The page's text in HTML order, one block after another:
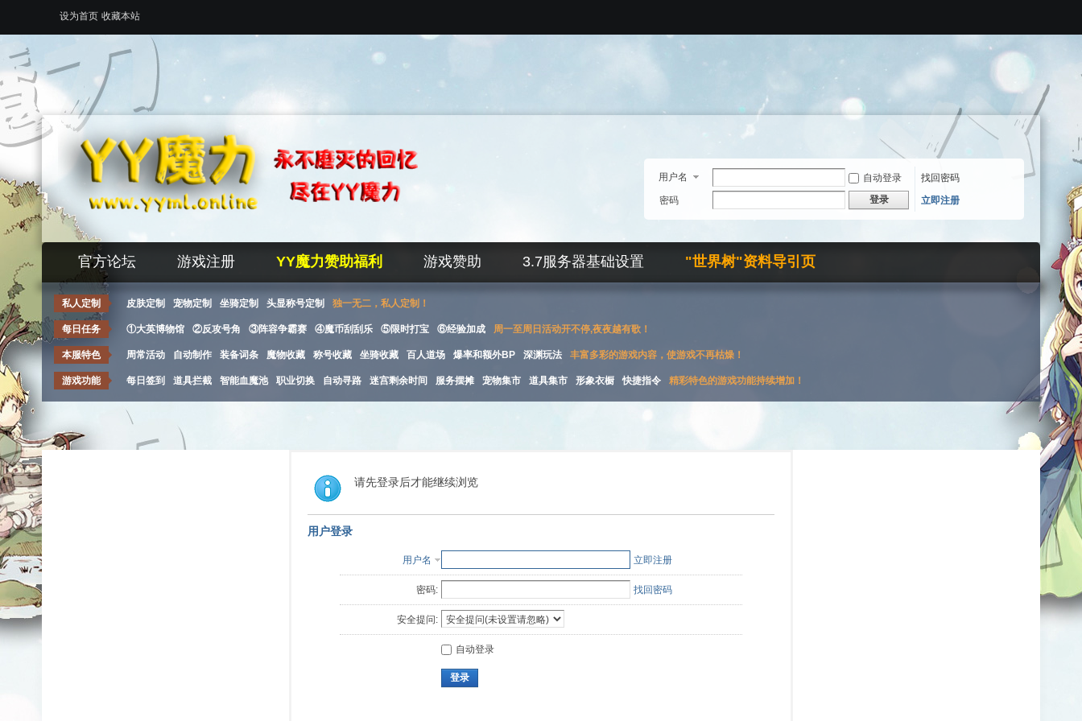
设为首页 收藏本站
用户名 自动登录
找回密码
密码
登录 立即注册
官方论坛 游戏注册 YY魔力赞助福利 游戏赞助 3.7服务器基础设置 "世界树"资料导引页
私人定制 皮肤定制 宠物定制 坐骑定制 头显称号定制 独一无二，私人定制！
每日任务 ①大英博物馆 ②反攻号角 ③阵容争霸赛 ④魔币刮刮乐 ⑤限时打宝 ⑥经验加成 周一至周日活动开不停,夜夜越有歌！
本服特色 周常活动 自动制作 装备词条 魔物收藏 称号收藏 坐骑收藏 百人道场 爆率和额外BP 深渊玩法 丰富多彩的游戏内容，使游戏不再枯燥！
游戏功能 每日签到 道具拦截 智能血魔池 职业切换 自动寻路 迷宫剩余时间 服务摆摊 宠物集市 道具集市 形象衣橱 快捷指令 精彩特色的游戏功能持续增加！
请先登录后才能继续浏览
用户登录
用户名 立即注册
密码: 找回密码
安全提问:
自动登录
登录